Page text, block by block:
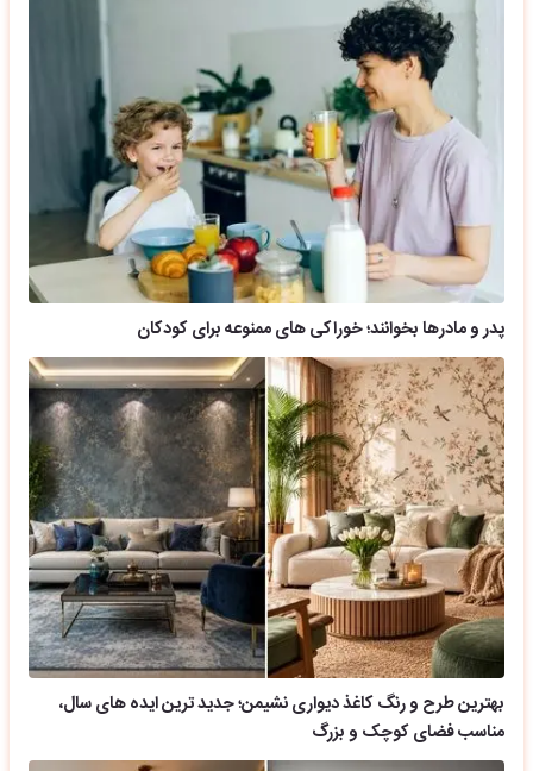
پدر و مادرها بخوانند؛ خوراکی های ممنوعه برای کودکان
بهترین طرح و رنگ کاغذ دیواری نشیمن؛ جدید ترین ایده های سال،
مناسب فضای کوچک و بزرگ